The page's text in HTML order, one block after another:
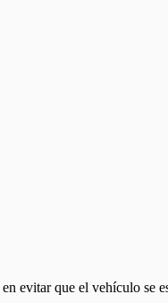
que el vehículo se